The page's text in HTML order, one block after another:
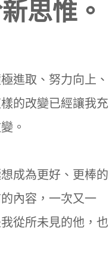
思惟。
進取、努力向上、
的改變已經讓我充
。
成為更好、更棒的
內容，一次又一
從所未見的他，也